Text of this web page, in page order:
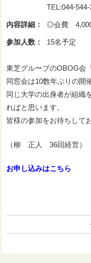
TEL:044-544-
内容詳細： ◎会費
参加人数： 15名予定
東芝グルーブのOBOG会
同窓会は10数年ぶりの開
同じ大学の出身者が組織
ればと思います。
皆様の参加をお待ちして
（柳 正人 36回経営）
お申し込みはこちら